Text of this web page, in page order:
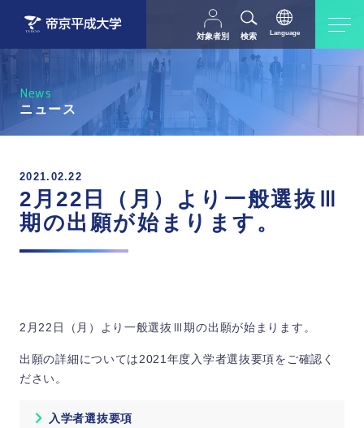
対象者別
受験生の方 在学生・教職員の方
父母等の方 卒業生の方
検索 Language
English 中文（简体字）
News
ニュース
2021.02.22
2月22日（月）より一般選抜Ⅲ
期の出願が始まります。
2月22日（月）より一般選抜Ⅲ期の出願が始まります。
出願の詳細については2021年度入学者選抜要項をご確認く
ださい。
入学者選抜要項